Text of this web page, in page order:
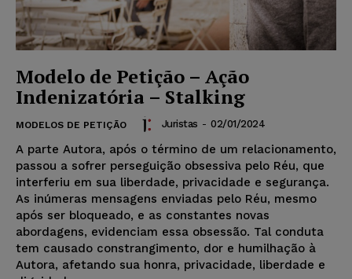
Modelo de Petição – Ação
Indenizatória – Stalking
MODELOS DE PETIÇÃO Juristas - 02/01/2024
A parte Autora, após o término de um relacionamento,
passou a sofrer perseguição obsessiva pelo Réu, que
interferiu em sua liberdade, privacidade e segurança.
As inúmeras mensagens enviadas pelo Réu, mesmo
após ser bloqueado, e as constantes novas
abordagens, evidenciam essa obsessão. Tal conduta
tem causado constrangimento, dor e humilhação à
Autora, afetando sua honra, privacidade, liberdade e